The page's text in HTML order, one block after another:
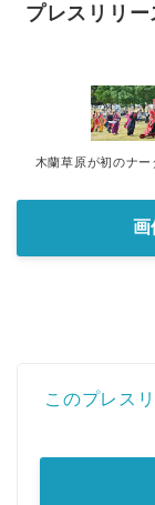
プレスリリ
木蘭草原が初のナ
画
このプレス